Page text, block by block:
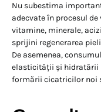
Nu subestima
adecvate în procesul
vitamine, minerale,
sprijini regenerarea
De asemenea,
elasticității și hidratării
formării cicatricilor noi